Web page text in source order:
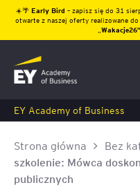
☀️🌴 Early Bird – zapisz się do 31
otwarte z naszej oferty realizowane
EY Academy of Business
Strona główna Bez
szkolenie: Mówca
publicznych